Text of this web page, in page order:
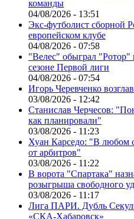
команды
04/08/2026 - 13:51
Экс-футболист сборной
европейском клубе
04/08/2026 - 07:58
"Велес" обыграл "Ротор"
сезоне Первой лиги
04/08/2026 - 07:54
Игорь Черевченко
03/08/2026 - 12:42
Станислав Черчесов:
как планировали"
03/08/2026 - 11:23
Хуан Карседо: "В любом
от арбитров"
03/08/2026 - 11:22
В ворота "Спартака"
розыгрыша свободного
03/08/2026 - 11:17
Лига ПАРИ. Дубль
«СКА-Хабаровск»